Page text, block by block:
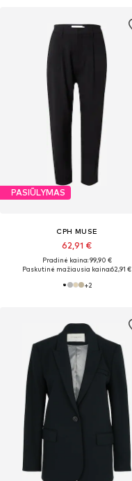
PASIŪLYMAS
CPH MUSE
62,91 €
Pradinė kaina: 99,90 €
Paskutinė mažiausia kaina:62,91 €
+2